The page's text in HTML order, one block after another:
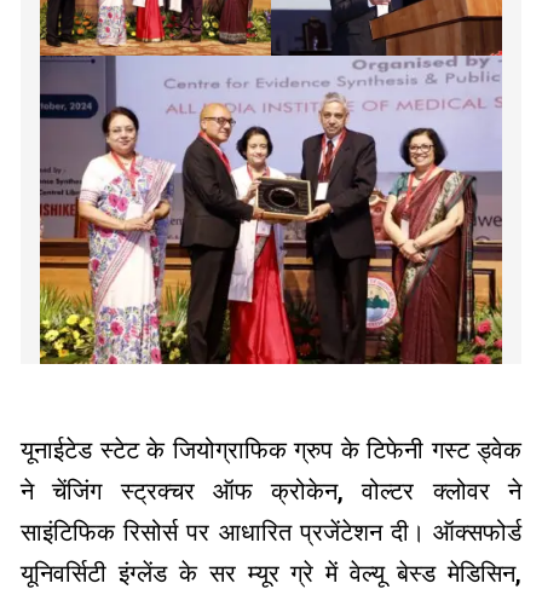
यूनाईटेड स्टेट के जियोग्राफिक ग्रुप के टिफेनी गस्ट ड्वेक
ने चेंजिंग स्ट्रक्चर ऑफ क्रोकेन, वोल्टर क्लोवर ने
साइंटिफिक रिसोर्स पर आधारित प्रजेंटेशन दी। ऑक्सफोर्ड
यूनिवर्सिटी इंग्लेंड के सर म्यूर ग्रे में वेल्यू बेस्ड मेडिसिन,